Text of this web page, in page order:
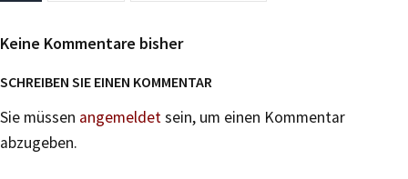
Keine Kommentare bisher
SCHREIBEN SIE EINEN KOMMENTAR
Sie müssen angemeldetsein, um einen Kommentar
abzugeben.